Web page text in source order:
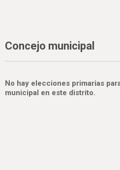
Concejo municipal
No hay elecciones primarias
municipal en este distrito.